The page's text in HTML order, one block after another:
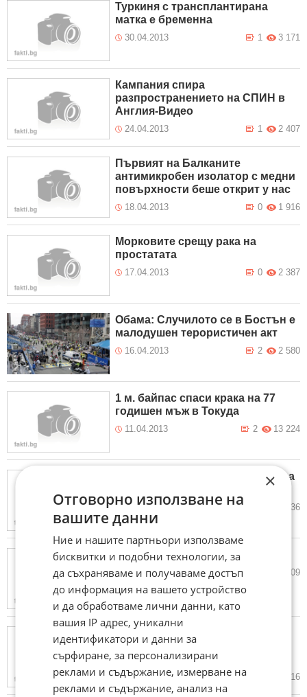
Туркиня с трансплантирана
матка е бременна
30.04.2013 3 171
1
Кампания спира
разпространението на СПИН в
Англия-Видео
24.04.2013 2 407
1
Първият на Балканите
антимикробен изолатор с медни
повърхности беше открит у нас
18.04.2013 1 916
0
Морковите срещу рака на
простатата
17.04.2013 2 387
0
Обама: Случилото се в Бостън е
малодушен терористичен акт
16.04.2013 2 580
2
1 м. байпас спаси крака на 77
годишен мъж в Токуда
11.04.2013 13 224
2
Откриха генетичните маркери за
05.04.2013 1 836
Учен: Мъжете изчезват
03.04.2013 2 409
След снежния Великден
настъпва сенна хрема в
Германия
03.04.2013 1 716
×
Отговорно използване на
вашите данни
Ние и нашите партньори използваме
бисквитки и подобни технологии, за
да съхраняваме и получаваме достъп
до информация на вашето устройство
и да обработваме лични данни, като
вашия IP адрес, уникални
идентификатори и данни за
сърфиране, за персонализирани
реклами и съдържание, измерване на
реклами и съдържание, анализ на